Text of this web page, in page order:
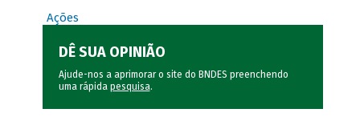
Ações
DÊ SUA OPINIÃO
Ajude-nos a aprimorar o site do BNDES preenchendo
uma rápida pesquisa.